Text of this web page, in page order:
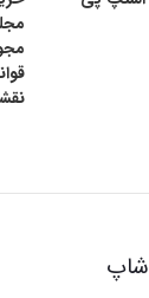
لوسین آن
از مطالعات
و تامین نیاز
شاپ